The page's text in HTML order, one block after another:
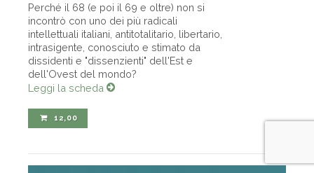
Perché il 68 (e poi il 69 e oltre) non si
incontrò con uno dei più radicali
intellettuali italiani, antitotalitario, libertario,
intrasigente, conosciuto e stimato da
dissidenti e "dissenzienti" dell'Est e
dell'Ovest del mondo?
Leggi la scheda
12,00